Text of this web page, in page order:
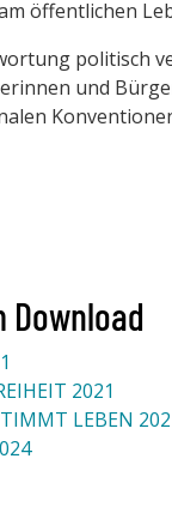
öffentlichen
politisch
und
Download
2021
LEBEN